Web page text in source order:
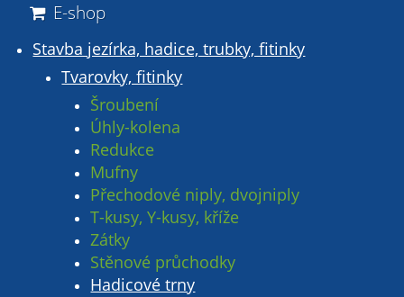
E-shop
Stavba jezírka, hadice, trubky, fitinky
Tvarovky, fitinky
Šroubení
Úhly-kolena
Redukce
Mufny
Přechodové niply, dvojniply
T-kusy, Y-kusy, kříže
Zátky
Stěnové průchodky
Hadicové trny